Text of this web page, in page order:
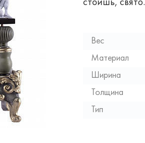
стоишь, свято.
Вес
Материал
Ширина
Толщина
Тип